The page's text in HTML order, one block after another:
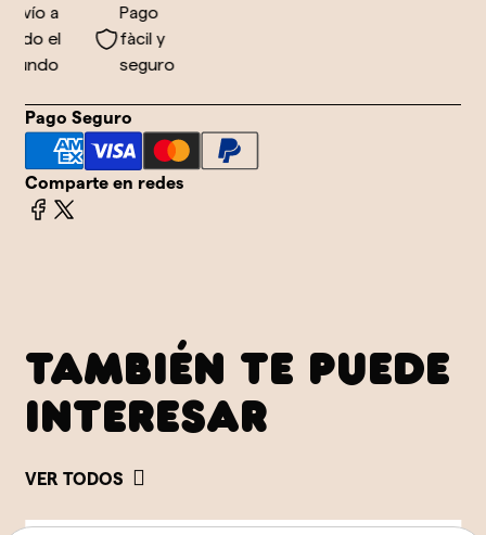
a
el
Pago
fàcil y
seguro
Pago Seguro
Comparte en redes
TAMBIÉN TE PUEDE
INTERESAR
VER TODOS